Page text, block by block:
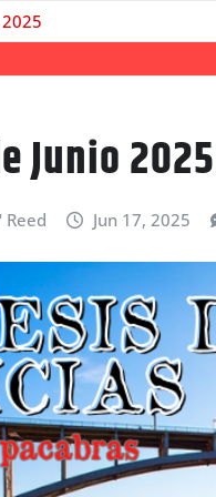
Junio 2025
Reed Jun 17, 2025